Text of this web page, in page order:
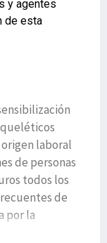
y agentes
de esta
laboral
de personas
todos los
de
por la